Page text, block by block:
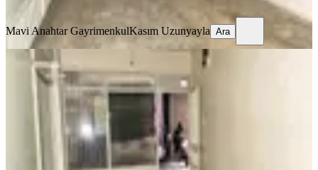
Ara
Mavi Anahtar GayrimenkulKasım Uzunyayla Ara
Markantalyaya Yakını, Tahıl
Pazarında Satılık Dükkan
Muratpaşa, Tahılpazarı Mahallesi
2 Oda
40 m²·Düz Giriş (Zemin)
1.800.000 ₺